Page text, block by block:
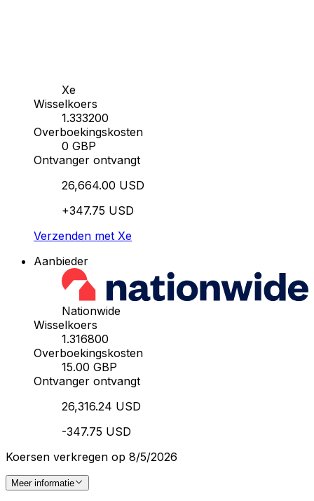
Xe
Wisselkoers
1.333200
Overboekingskosten
0 GBP
Ontvanger ontvangt
26,664.00 USD
+347.75 USD
Verzenden met Xe
Aanbieder
Nationwide
Wisselkoers
1.316800
Overboekingskosten
15.00 GBP
Ontvanger ontvangt
26,316.24 USD
-347.75 USD
Koersen verkregen op 8/5/2026
Meer informatie